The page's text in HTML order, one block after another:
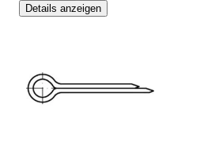
Details anzeigen